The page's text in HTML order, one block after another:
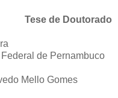
Tese de Doutorado
de Pernambuco
Mello Gomes